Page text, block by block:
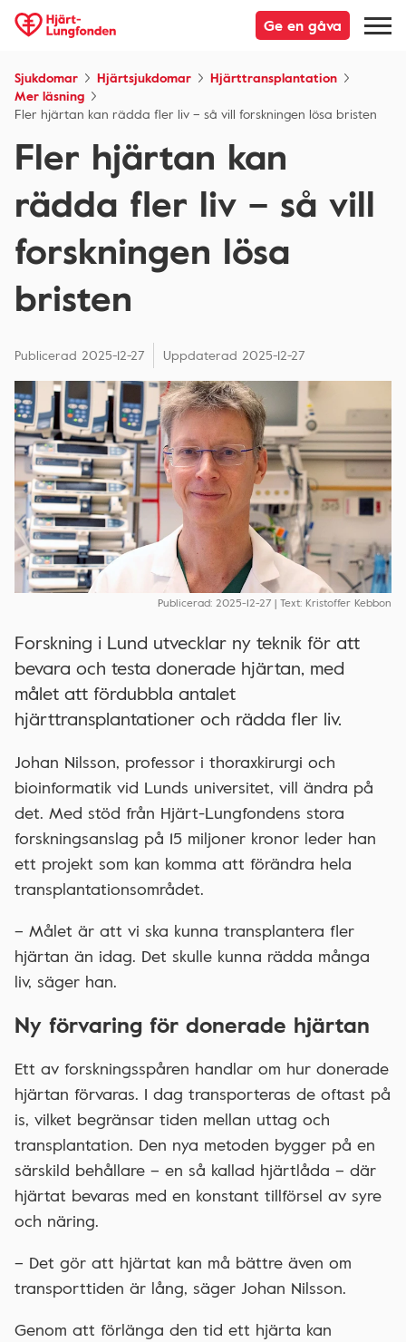
Ge en gåva
Sjukdomar Hjärtsjukdomar
Hjärttransplantation
Mer läsning
Fler hjärtan kan rädda fler liv – så vill forskningen lösa bristen
Fler hjärtan kan
rädda fler liv – så vill
forskningen lösa
bristen
Publicerad 2025-12-27 Uppdaterad 2025-12-27
Publicerad: 2025-12-27 | Text: Kristoffer Kebbon
Forskning i Lund utvecklar ny teknik för att
bevara och testa donerade hjärtan, med
målet att fördubbla antalet
hjärttransplantationer och rädda fler liv.
Johan Nilsson, professor i thoraxkirurgi och
bioinformatik vid Lunds universitet, vill ändra på
det. Med stöd från Hjärt-Lungfondens stora
forskningsanslag på 15 miljoner kronor leder han
ett projekt som kan komma att förändra hela
transplantationsområdet.
– Målet är att vi ska kunna transplantera fler
hjärtan än idag. Det skulle kunna rädda många
liv, säger han.
Ny förvaring för donerade hjärtan
Ett av forskningsspåren handlar om hur donerade
hjärtan förvaras. I dag transporteras de oftast på
is, vilket begränsar tiden mellan uttag och
transplantation. Den nya metoden bygger på en
särskild behållare – en så kallad hjärtlåda – där
hjärtat bevaras med en konstant tillförsel av syre
och näring.
– Det gör att hjärtat kan må bättre även om
transporttiden är lång, säger Johan Nilsson.
Genom att förlänga den tid ett hjärta kan